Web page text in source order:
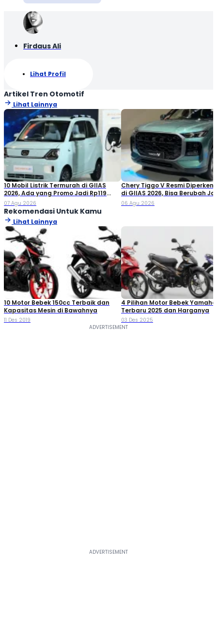
Firdaus Ali
Lihat Profil
Artikel Tren Otomotif
Lihat Lainnya
10 Mobil Listrik Termurah di GIIAS
2026, Ada yang Promo Jadi Rp119
Jutaan!
07 Agu 2026
Chery Tiggo V Resmi
di GIIAS 2026, Bisa Berubah
Double Cabin
06 Agu 2026
Rekomendasi Untuk Kamu
Lihat Lainnya
10 Motor Bebek 150cc Terbaik dan
Kapasitas Mesin di Bawahnya
11 Des 2019
4 Pilihan Motor Bebek Yamaha
Terbaru 2025 dan Harganya
03 Des 2025